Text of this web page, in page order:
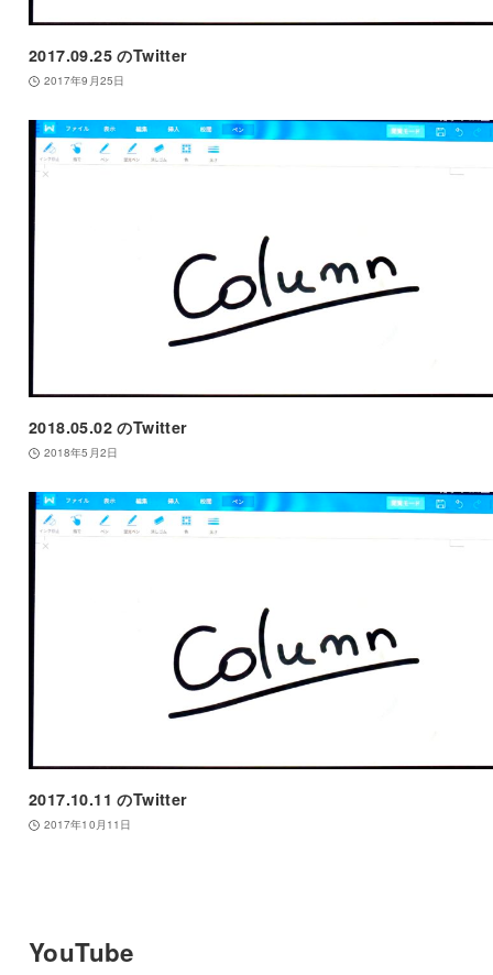
2017.09.25 のTwitter
2017年9月25日
2018.05.02 のTwitter
2018年5月2日
2017.10.11 のTwitter
2017年10月11日
YouTube